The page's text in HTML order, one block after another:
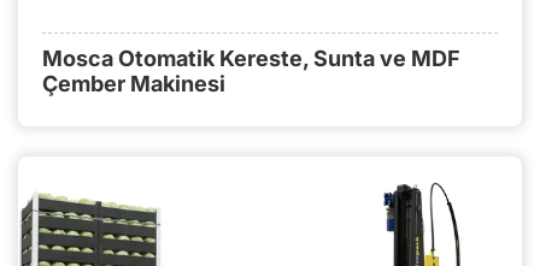
Mosca Otomatik Kereste, Sunta ve MDF
Çember Makinesi